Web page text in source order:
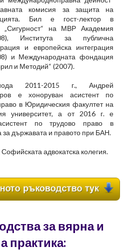
комисия за защита на
Бил е гост-лектор в
„Сигурност“ на МВР Академия
Института за публична
и европейска интеграция
и Международната фондация
и Методий“ (2007).
2011-2015 г., Андрей
е хоноруван асистент по
в Юридическия факултет на
университет, а от 2016 г. е
по трудово право в
за държавата и правото при БАН.
адвокатска колегия.
за вярна и
практика: